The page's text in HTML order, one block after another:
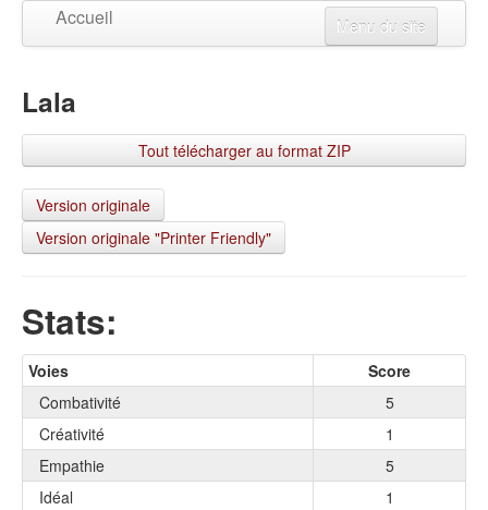
Menu du site
Accueil
Mises à jour
Visualiser un personnage
Changer la langue
Connexion
S'inscrire
Lala
Tout télécharger au format ZIP
Version originale
Version originale "Printer Friendly"
Stats:
Voies
Score
Combativité
5
Créativité
1
Empathie
5
Idéal
1